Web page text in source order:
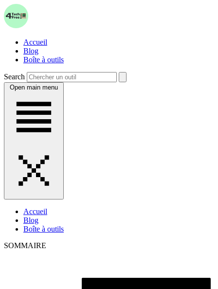
Accueil
Blog
Boîte à outils
Search
Open main menu
Accueil
Blog
Boîte à outils
SOMMAIRE